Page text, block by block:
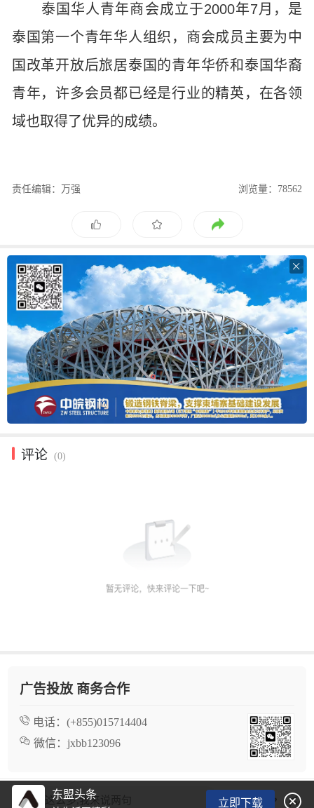
泰国华人青年商会成立于2000年7月，是
泰国第一个青年华人组织，商会成员主要为中
国改革开放后旅居泰国的青年华侨和泰国华裔
青年，许多会员都已经是行业的精英，在各领
域也取得了优异的成绩。
责任编辑：万强 浏览量：78562

评论 (0)
广告投放 商务合作
电话： (+855)015714404
微信： jxbb123096
看了这么多,我来说两句
东盟头条
立即下载 